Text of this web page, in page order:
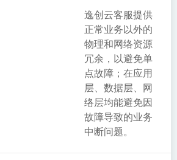
逸创云客服提供
正常业务以外的
物理和网络资源
冗余，以避免单
点故障；在应用
层、数据层、网
络层均能避免因
故障导致的业务
中断问题。